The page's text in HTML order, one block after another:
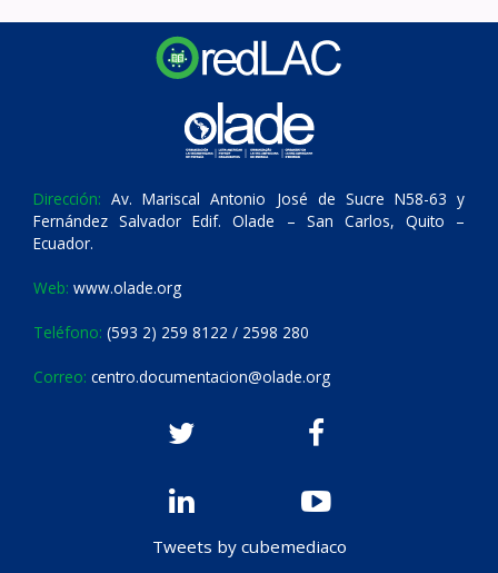
Dirección: Av. Mariscal Antonio José de Sucre N58-63 y
Fernández Salvador Edif. Olade – San Carlos, Quito –
Ecuador.
Web: www.olade.org
Teléfono: (593 2) 259 8122 / 2598 280
Correo: centro.documentacion@olade.org
Tweets by cubemediaco